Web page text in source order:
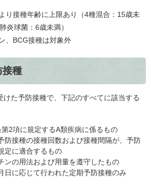
り接種年齢に上限あり（4種混合：15歳未
炎球菌：6歳未満）
、BCG接種は対象外
接種
けた予防接種で、下記のすべてに該当する
2項に規定するA類疾病に係るもの
防接種の接種回数および接種間隔が、予防
定に適合するもの
ンの用法および用量を遵守したもの
日に応じて行われた定期予防接種のみ